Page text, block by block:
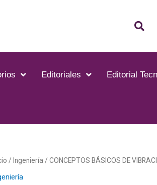
Editoriales Editorial
/ Ingeniería / CONCEPTOS BÁSICOS DE